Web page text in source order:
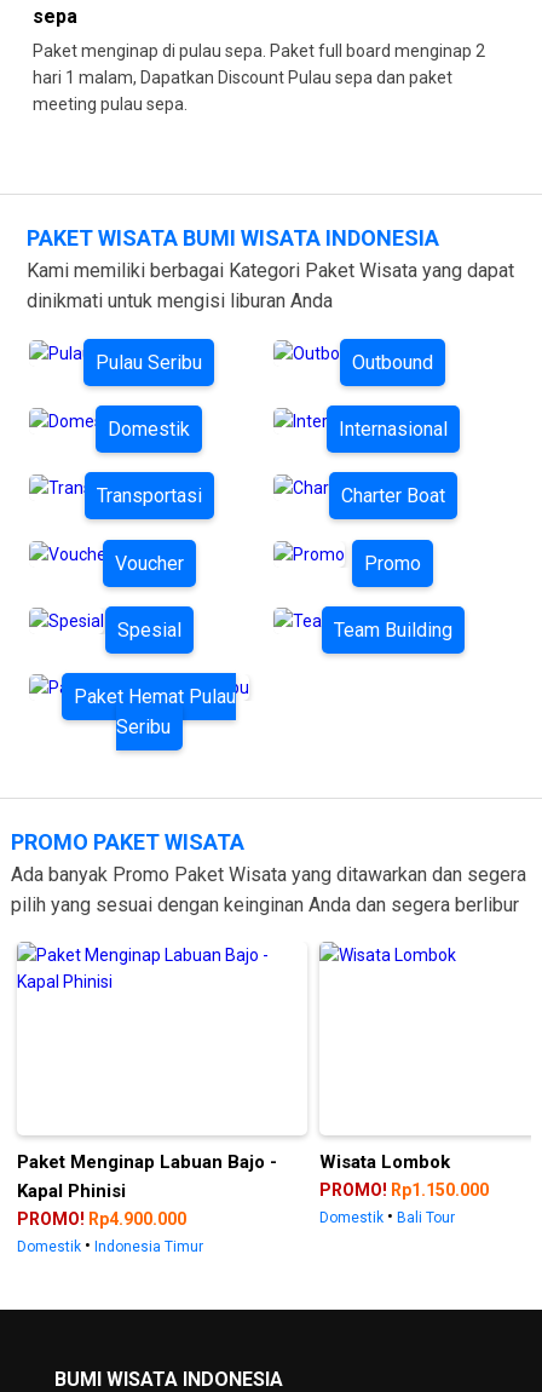
sepa
Paket menginap di pulau sepa. Paket full board menginap 2
hari 1 malam, Dapatkan Discount Pulau sepa dan paket
meeting pulau sepa.
PAKET WISATA BUMI WISATA INDONESIA
Kami memiliki berbagai Kategori Paket Wisata yang dapat
dinikmati untuk mengisi liburan Anda
Pulau Seribu Outbound
Domestik Internasional
Transportasi Charter Boat
Voucher Promo
Spesial Team Building
Paket Hemat Pulau
Seribu
PROMO PAKET WISATA
Ada banyak Promo Paket Wisata yang ditawarkan dan segera
pilih yang sesuai dengan keinginan Anda dan segera berlibur
Paket Menginap Labuan Bajo -
Kapal Phinisi
PROMO! Rp4.900.000
Domestik • Indonesia Timur
Wisata Lombok
PROMO! Rp1.150.000
Domestik • Bali Tour
BUMI WISATA INDONESIA